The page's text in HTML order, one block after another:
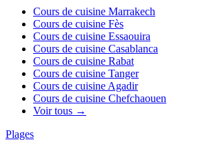
Cours de cuisine Marrakech
Cours de cuisine Fès
Cours de cuisine Essaouira
Cours de cuisine Casablanca
Cours de cuisine Rabat
Cours de cuisine Tanger
Cours de cuisine Agadir
Cours de cuisine Chefchaouen
Voir tous →
Plages